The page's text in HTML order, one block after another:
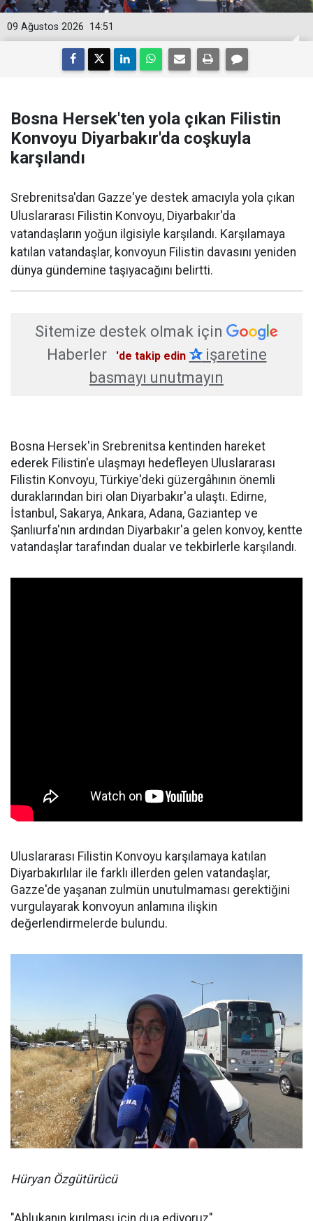
14:51
09 Ağustos 2026
Bosna Hersek'ten yola çıkan Filistin
Konvoyu Diyarbakır'da coşkuyla
karşılandı
Srebrenitsa'dan Gazze'ye destek amacıyla yola çıkan
Uluslararası Filistin Konvoyu, Diyarbakır'da
vatandaşların yoğun ilgisiyle karşılandı. Karşılamaya
katılan vatandaşlar, konvoyun Filistin davasını yeniden
dünya gündemine taşıyacağını belirtti.
Sitemize destek olmak için
Haberler
'de takip edin ✰işaretine
basmayı unutmayın
Bosna Hersek'in Srebrenitsa kentinden hareket
ederek Filistin'e ulaşmayı hedefleyen Uluslararası
Filistin Konvoyu, Türkiye'deki güzergâhının önemli
duraklarından biri olan Diyarbakır'a ulaştı. Edirne,
İstanbul, Sakarya, Ankara, Adana, Gaziantep ve
Şanlıurfa'nın ardından Diyarbakır'a gelen konvoy, kentte
vatandaşlar tarafından dualar ve tekbirlerle karşılandı.
Uluslararası Filistin Konvoyu karşılamaya katılan
Diyarbakırlılar ile farklı illerden gelen vatandaşlar,
Gazze'de yaşanan zulmün unutulmaması gerektiğini
vurgulayarak konvoyun anlamına ilişkin
değerlendirmelerde bulundu.
Hüryan Özgütürücü